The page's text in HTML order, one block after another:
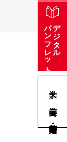
デジタル
パンフレット